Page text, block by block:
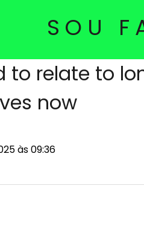
SOU
to relate to
now
às 09:36